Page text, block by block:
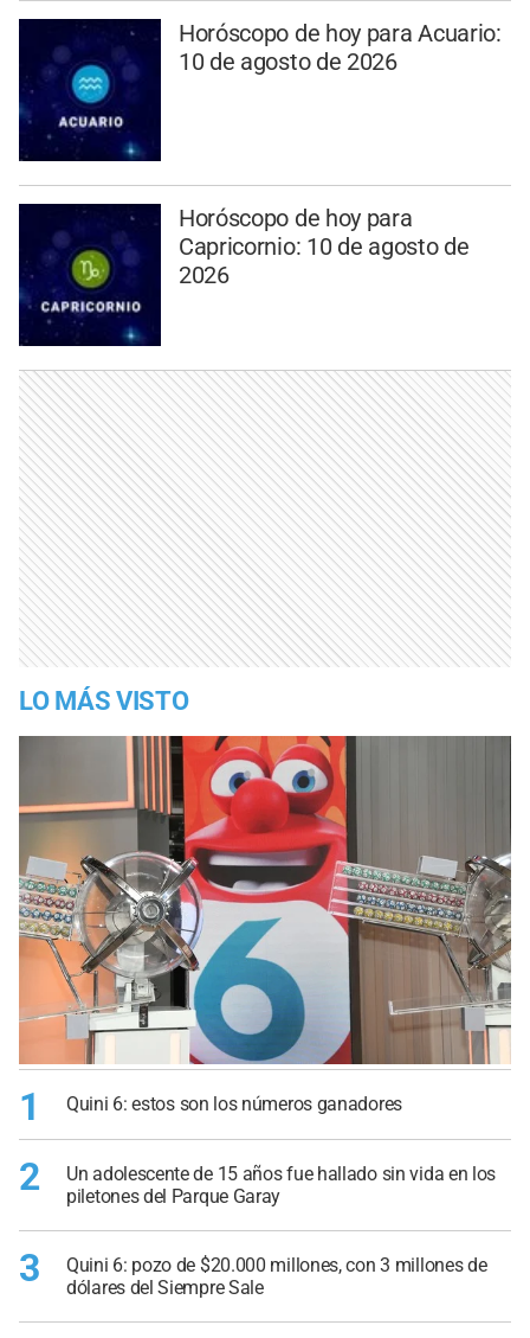
Horóscopo de hoy para Acuario:
10 de agosto de 2026
Horóscopo de hoy para
Capricornio: 10 de agosto de
2026
LO MÁS VISTO
1 Quini 6: estos son los números ganadores
2
Un adolescente de 15 años fue hallado sin vida en los
piletones del Parque Garay
3
Quini 6: pozo de $20.000 millones, con 3 millones de
dólares del Siempre Sale